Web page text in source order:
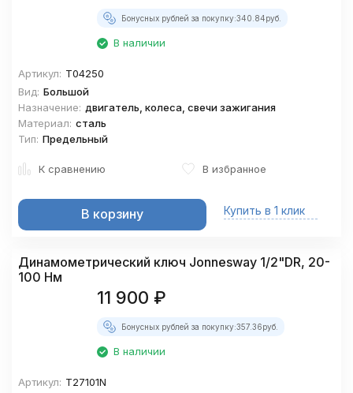
Бонусных рублей за покупку:340.84руб.
В наличии
Артикул: T04250
Вид: Большой
Назначение: двигатель, колеса, свечи зажигания
Материал: сталь
Тип: Предельный
К сравнению В избранное
В корзину Купить в 1 клик
Динамометрический ключ Jonnesway 1/2"DR, 20-
100 Нм
11 900 ₽
Бонусных рублей за покупку:357.36руб.
В наличии
Артикул: T27101N